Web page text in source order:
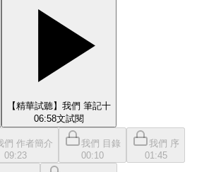
【精華試聽】我們 筆記十
06:58文試閱
們 作者簡介
09:23
我們 目錄
00:10
我們 序
01:45